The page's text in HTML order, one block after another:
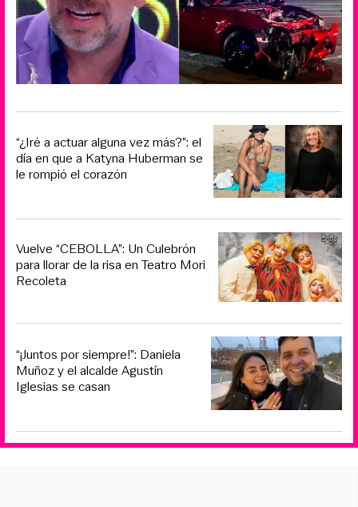
“¿Iré a actuar alguna vez más?”: el
día en que a Katyna Huberman se
le rompió el corazón
Vuelve “CEBOLLA”: Un Culebrón
para llorar de la risa en Teatro Mori
Recoleta
“¡Juntos por siempre!”: Daniela
Muñoz y el alcalde Agustín
Iglesias se casan